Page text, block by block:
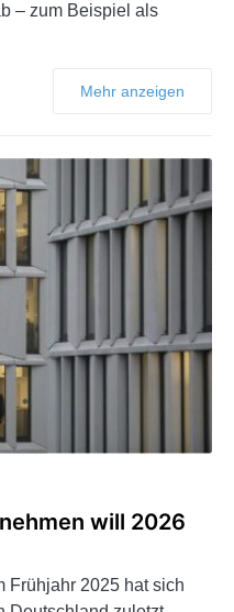
– zum Beispiel als
Mehr anzeigen
will 2026
Frühjahr 2025 hat sich